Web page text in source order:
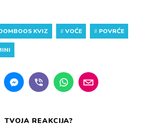
KVIZ #VOĆE # POVRĆE
TVOJA REAKCIJA?